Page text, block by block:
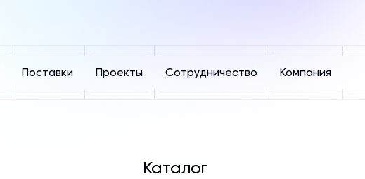
Поставки Проекты Сотрудничество Компания
Каталог